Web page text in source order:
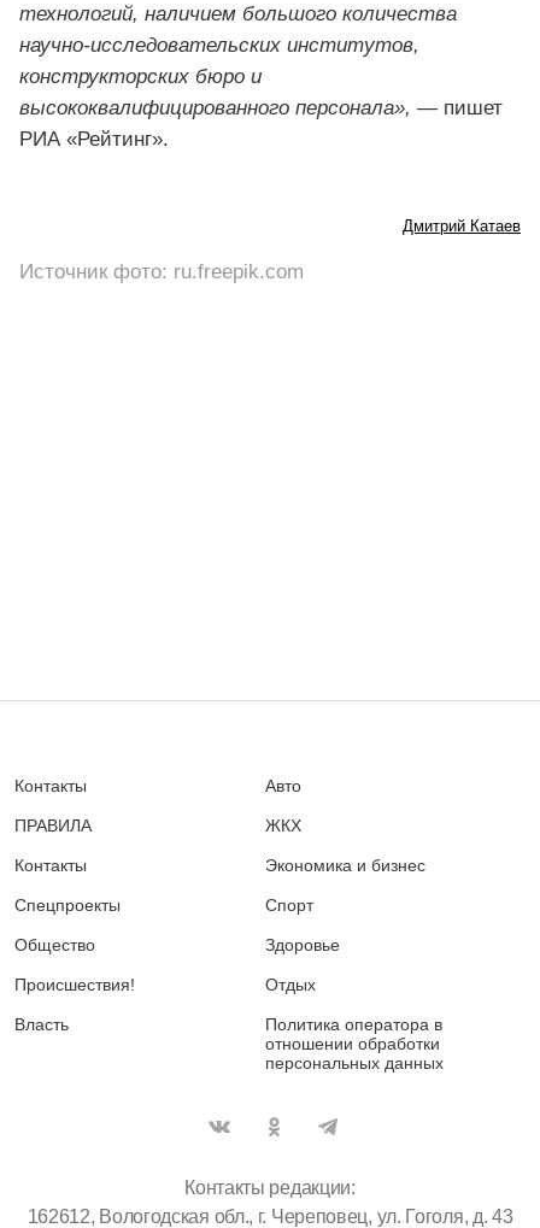
технологий, наличием большого количества
научно-исследовательских институтов,
конструкторских бюро и
высококвалифицированного персонала», — пишет
РИА «Рейтинг».
Дмитрий Катаев
Источник фото: ru.freepik.com
Контакты
ПРАВИЛА
Контакты
Спецпроекты
Общество
Происшествия!
Власть
Авто
ЖКХ
Экономика и бизнес
Спорт
Здоровье
Отдых
Политика оператора в
отношении обработки
персональных данных
Контакты редакции:
162612, Вологодская обл., г. Череповец, ул. Гоголя, д. 43